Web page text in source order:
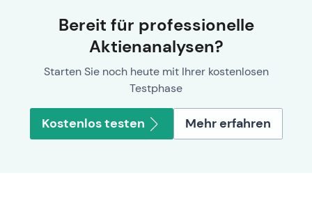
Bereit für professionelle
Aktienanalysen?
Starten Sie noch heute mit Ihrer kostenlosen
Testphase
Kostenlos testen Mehr erfahren